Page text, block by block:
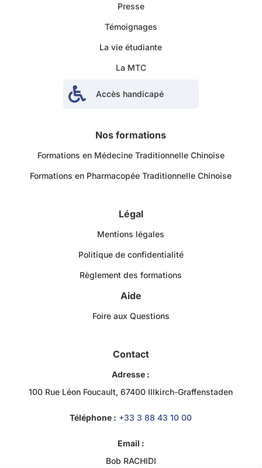
Presse
Témoignages
La vie étudiante
La MTC
 Accès handicapé
Nos formations
Formations en Médecine Traditionnelle Chinoise
Formations en Pharmacopée Traditionnelle Chinoise
Légal
Mentions légales
Politique de confidentialité
Règlement des formations
Aide
Foire aux Questions
Contact
Adresse :
100 Rue Léon Foucault, 67400 Illkirch-Graffenstaden
Téléphone : +33 3 88 43 10 00
Email :
Bob RACHIDI